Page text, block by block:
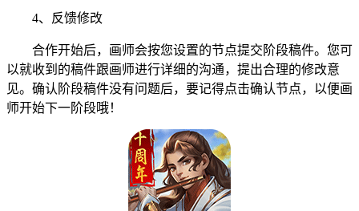
4、反馈修改
合作开始后，画师会按您设置的节点提交阶段稿件。您可
以就收到的稿件跟画师进行详细的沟通，提出合理的修改意
见。确认阶段稿件没有问题后，要记得点击确认节点，以便画
师开始下一阶段哦！